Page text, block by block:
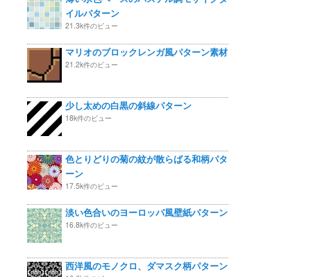
イルパターン
21.3k件のビュー
マリオのブロックレンガ風パターン素材
21.2k件のビュー
少し太めの白黒の斜線パターン
18k件のビュー
色とりどりの菊の紋が散らばる和柄パタ
ーン
17.5k件のビュー
淡い色合いのヨーロッパ風壁紙パターン
16.8k件のビュー
西洋風のモノクロ、ダマスク柄パターン